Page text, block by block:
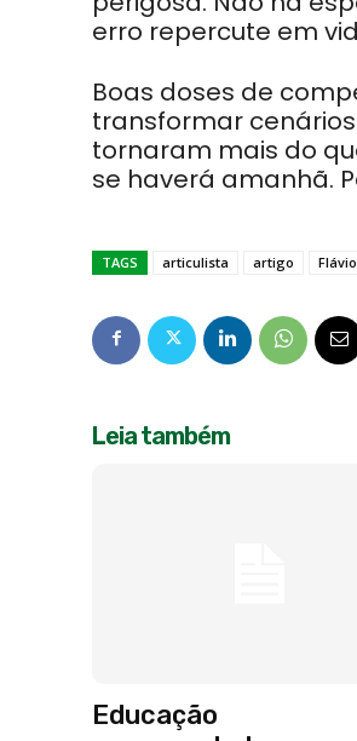
erro repercute em
Boas doses de
transformar
tornaram mais do
se haverá amanhã.
TAGS articulista artigo
Leia também
Educação